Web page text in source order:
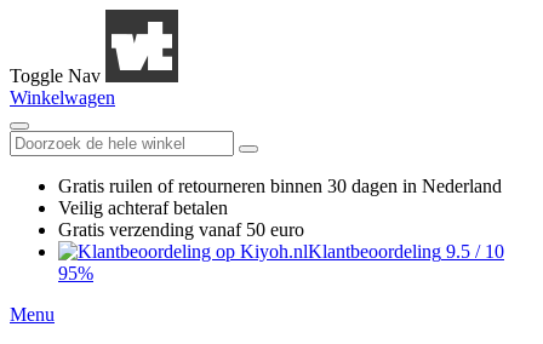
Toggle Nav
Winkelwagen
Gratis ruilen of retourneren binnen 30 dagen in Nederland
Veilig achteraf betalen
Gratis verzending vanaf 50 euro
Klantbeoordeling 9.5 / 10
95%
Menu